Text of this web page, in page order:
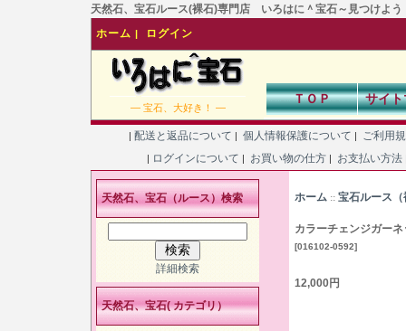
天然石、宝石ルース(裸石)専門店 いろはに＾宝石～見つけよ
ホーム | ログイン
― 宝石、大好き！ ―
ＴＯＰ サイ
| 配送と返品について | 個人情報保護について | ご利用
| ログインについて | お買い物の仕方 | お支払い方法
ホーム :: 宝石ルース
カラーチェンジガーネ
[016102-0592]
12,000円
天然石、宝石（ルース）検索
詳細検索
天然石、宝石( カテゴリ）